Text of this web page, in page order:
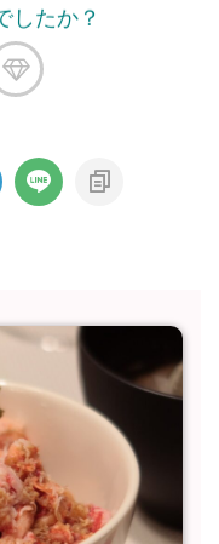
したか？